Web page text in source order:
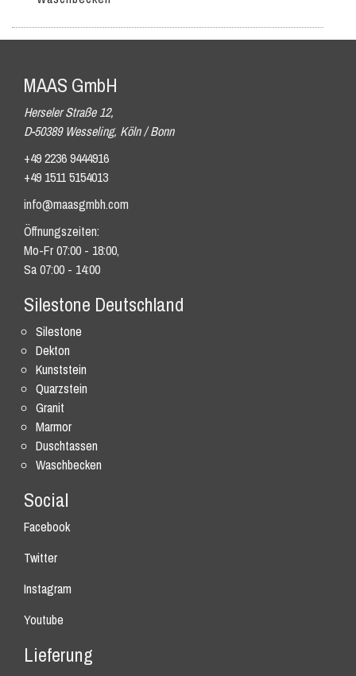
MAAS GmbH
Herseler Straße 12,
D-50389 Wesseling, Köln / Bonn
+49 2236 9444916
+49 1511 5154013
info@maasgmbh.com
Öffnungszeiten:
Mo-Fr 07:00 - 18:00,
Sa 07:00 - 14:00
Silestone Deutschland
Silestone
Dekton
Kunststein
Quarzstein
Granit
Marmor
Duschtassen
Waschbecken
Social
Facebook
Twitter
Instagram
Youtube
Lieferung